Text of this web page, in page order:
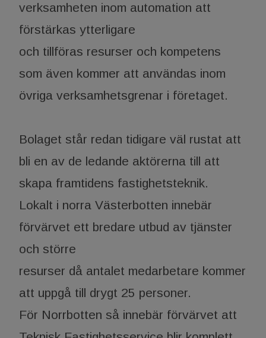
verksamheten inom automation att
förstärkas ytterligare
och tillföras resurser och kompetens
som även kommer att användas inom
övriga verksamhetsgrenar i företaget.
Bolaget står redan tidigare väl rustat att
bli en av de ledande aktörerna till att
skapa framtidens fastighetsteknik.
Lokalt i norra Västerbotten innebär
förvärvet ett bredare utbud av tjänster
och större
resurser då antalet medarbetare kommer
att uppgå till drygt 25 personer.
För Norrbotten så innebär förvärvet att